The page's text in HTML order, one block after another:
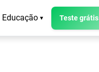
Educação ▾ Teste grátis